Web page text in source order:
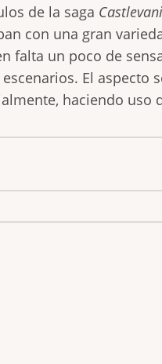
de la saga
con una gran
falta un poco de
El aspecto
haciendo uso